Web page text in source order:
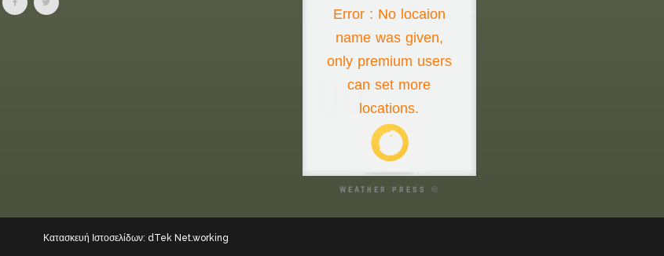
Error : No locaion
name was given,
only premium users
can set more
locations.
Saturday the 8th
00°
weather press ©
Κατασκευή Ιστοσελίδων: dTek Net.working